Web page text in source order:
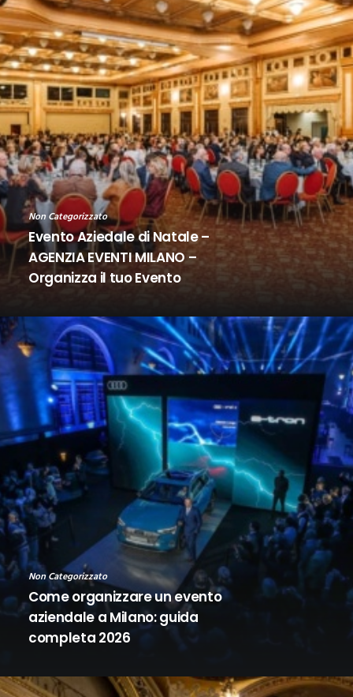
Non Categorizzato
Evento Aziedale di Natale –
AGENZIA EVENTI MILANO –
Organizza il tuo Evento
Non Categorizzato
Come organizzare un evento
aziendale a Milano: guida
completa 2026